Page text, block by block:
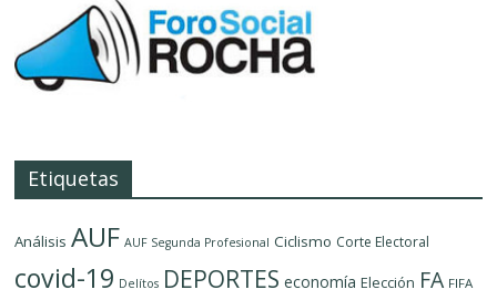
Etiquetas
Análisis AUF AUF Segunda Profesional Ciclismo Corte Electoral
covid-19 Delítos DEPORTES economía Elección FA FIFA